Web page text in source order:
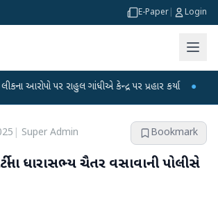
E-Paper Login
પર રાહુલ ગાંધીએ કેન્દ્ર પર પ્રહાર કર્યા ●
Super Admin Bookmark
ધારાસભ્ય ચૈતર વસાવાની પોલીસે